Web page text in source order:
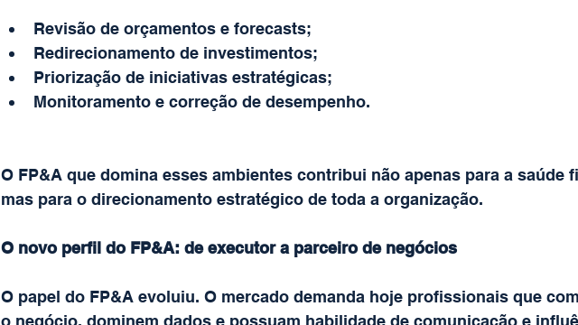
Revisão de orçamentos e forecasts;
Redirecionamento de investimentos;
Priorização de iniciativas estratégicas;
Monitoramento e correção de desempenho.
O FP&A que domina esses ambientes contribui não apenas para a saúde
mas para o direcionamento estratégico de toda a organização.
O novo perfil do FP&A: de executor a parceiro de negócios
O papel do FP&A evoluiu. O mercado demanda hoje profissionais que
o negócio, dominem dados e possuam habilidade de comunicação e